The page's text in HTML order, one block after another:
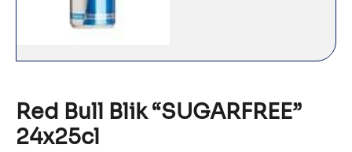
Red Bull Blik “SUGARFREE”
24x25cl